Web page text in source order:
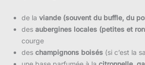
de la viande (souvent du buffle, du
des aubergines locales (petites et
courge
des champignons boisés (si c’est la